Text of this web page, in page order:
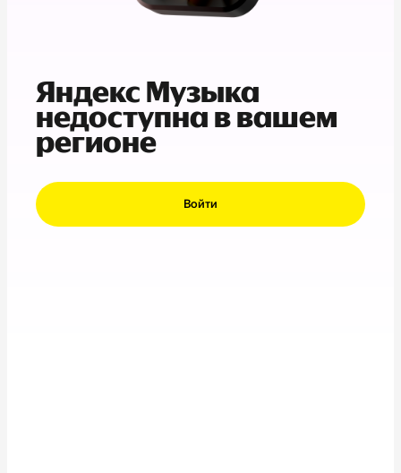
Яндекс Музыка
недоступна в вашем
регионе
Войти